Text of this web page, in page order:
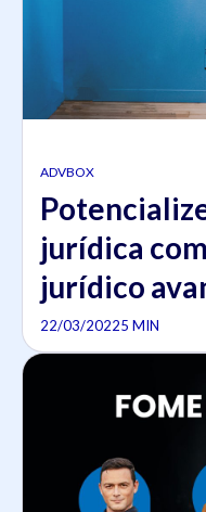
ADVBOX
jurídica
jurídico
22/03/20225 MIN